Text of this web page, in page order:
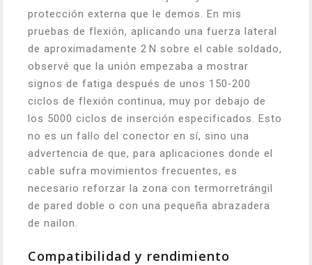
protección externa que le demos. En mis
pruebas de flexión, aplicando una fuerza lateral
de aproximadamente 2 N sobre el cable soldado,
observé que la unión empezaba a mostrar
signos de fatiga después de unos 150‑200
ciclos de flexión continua, muy por debajo de
los 5000 ciclos de inserción especificados. Esto
no es un fallo del conector en sí, sino una
advertencia de que, para aplicaciones donde el
cable sufra movimientos frecuentes, es
necesario reforzar la zona con termorretrángil
de pared doble o con una pequeña abrazadera
de nailon.
Compatibilidad y rendimiento